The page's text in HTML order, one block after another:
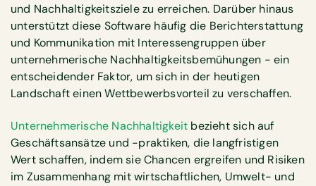
und Nachhaltigkeitsziele zu erreichen. Darüber hinaus
unterstützt diese Software häufig die Berichterstattung
und Kommunikation mit Interessengruppen über
unternehmerische Nachhaltigkeitsbemühungen - ein
entscheidender Faktor, um sich in der heutigen
Landschaft einen Wettbewerbsvorteil zu verschaffen.
Unternehmerische Nachhaltigkeit bezieht sich auf
Geschäftsansätze und -praktiken, die langfristigen
Wert schaffen, indem sie Chancen ergreifen und Risiken
im Zusammenhang mit wirtschaftlichen, Umwelt- und